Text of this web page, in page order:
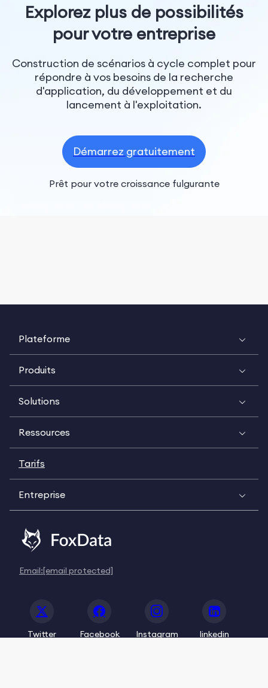
Explorez plus de possibilités
pour votre entreprise
Construction de scénarios à cycle complet pour
répondre à vos besoins de la recherche
d'application, du développement et du
lancement à l'exploitation.
Démarrez gratuitement
Prêt pour votre croissance fulgurante
Plateforme
Produits
Solutions
Ressources
Tarifs
Entreprise
Email:[email protected]
Twitter Facebook Instagram linkedin